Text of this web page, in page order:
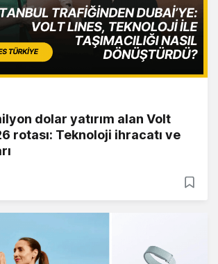
dolar yatırım alan Volt
rotası: Teknoloji ihracatı ve